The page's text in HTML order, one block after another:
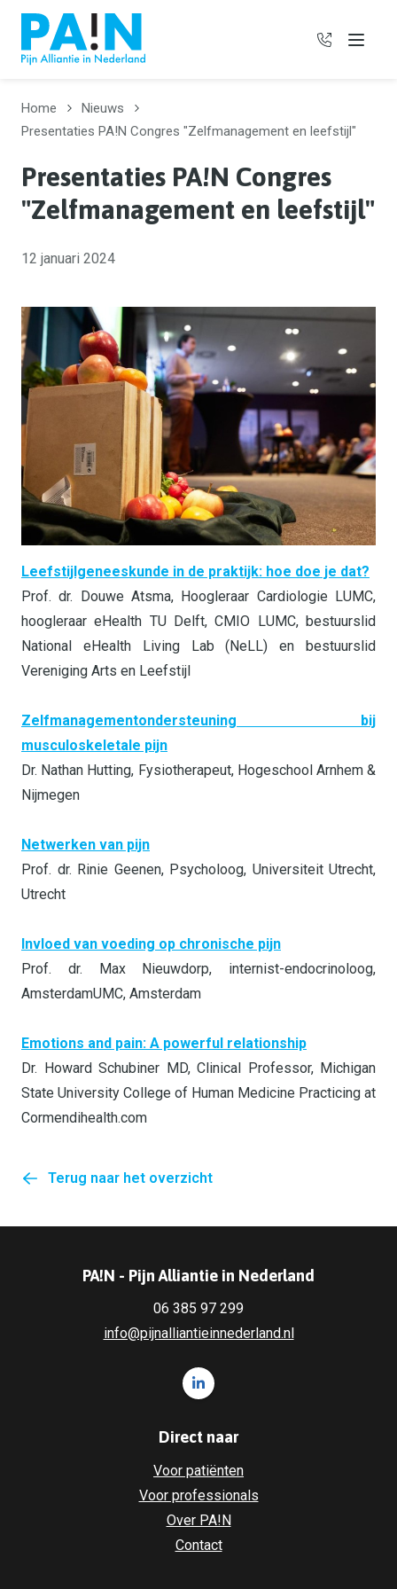
Menu
06 385
Home
Nieuws
Presentaties PA!N Congres "Zelfmanagement en leefstijl"
Presentaties PA!N Congres
"Zelfmanagement en leefstijl"
12 januari 2024
Leefstijlgeneeskunde in de praktijk: hoe doe je dat?
Prof. dr. Douwe Atsma, Hoogleraar Cardiologie LUMC,
hoogleraar eHealth TU Delft, CMIO LUMC, bestuurslid
National eHealth Living Lab (NeLL) en bestuurslid
Vereniging Arts en Leefstijl
Zelfmanagementondersteuning bij
musculoskeletale pijn
Dr. Nathan Hutting, Fysiotherapeut, Hogeschool Arnhem &
Nijmegen
Netwerken van pijn
Prof. dr. Rinie Geenen, Psycholoog, Universiteit Utrecht,
Utrecht
Invloed van voeding op chronische pijn
Prof. dr. Max Nieuwdorp, internist-endocrinoloog,
AmsterdamUMC, Amsterdam
Emotions and pain: A powerful relationship
Dr. Howard Schubiner MD, Clinical Professor, Michigan
State University College of Human Medicine Practicing at
Cormendihealth.com
Terug naar het overzicht
PA!N - Pijn Alliantie in Nederland
06 385 97 299
info@pijnalliantieinnederland.nl
Volg ons op LinkedIn PA!N -
Direct naar
Voor patiënten
Voor professionals
Over PA!N
Contact